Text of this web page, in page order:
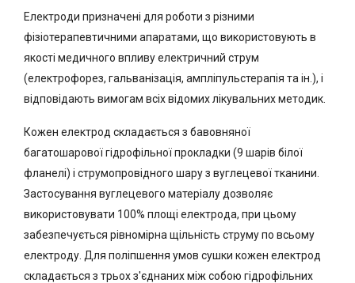
Електроди призначені для роботи з різними
фізіотерапевтичними апаратами, що використовують в
якості медичного впливу електричний струм
(електрофорез, гальванізація, ампліпульстерапія та ін.), і
відповідають вимогам всіх відомих лікувальних методик.
Кожен електрод складається з бавовняної
багатошарової гідрофільної прокладки (9 шарів білої
фланелі) і струмопровідного шару з вуглецевої тканини.
Застосування вуглецевого матеріалу дозволяє
використовувати 100% площі електрода, при цьому
забезпечується рівномірна щільність струму по всьому
електроду. Для поліпшення умов сушки кожен електрод
складається з трьох з'єднаних між собою гідрофільних